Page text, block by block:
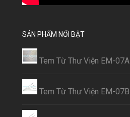
SẢN PHẨM NỔI BẬT
Tem Từ Thư Viện EM-07A
Tem Từ Thư Viện EM-07B